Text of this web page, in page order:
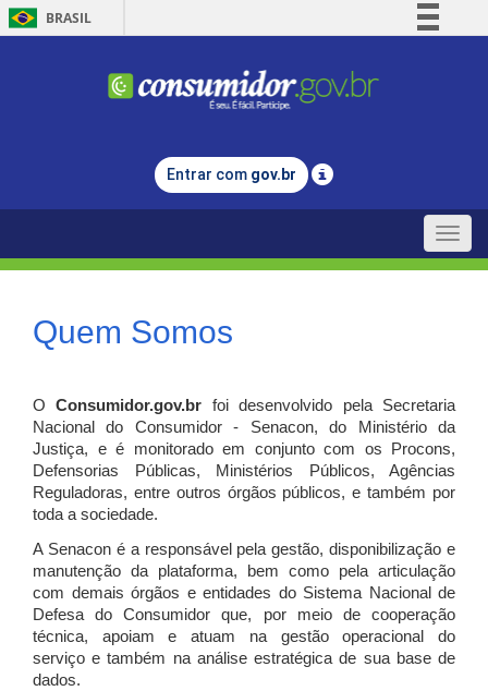
BRASIL
Comunica BR
Legislação
Entrar com gov.br
Toggle
Quem Somos
OConsumidor.gov.br
foi desenvolvido pela Secretaria
Nacional do Consumidor - Senacon, do Ministério da
Justiça, e é monitorado em conjunto com os Procons,
Defensorias Públicas, Ministérios Públicos, Agências
Reguladoras, entre outros órgãos públicos, e também por
toda a sociedade.
A Senacon é a responsável pela gestão, disponibilização e
manutenção da plataforma, bem como pela articulação
com demais órgãos e entidades do Sistema Nacional de
Defesa do Consumidor que, por meio de cooperação
técnica, apoiam e atuam na gestão operacional do
serviço e também na análise estratégica de sua base de
dados.